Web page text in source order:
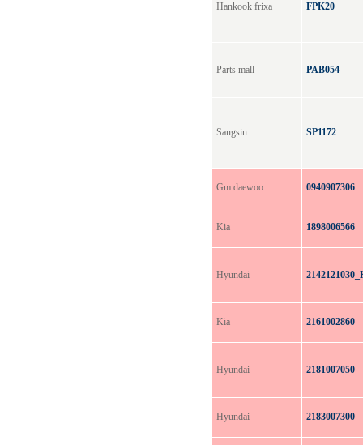
Hankook frixa FPK20
Parts mall PAB054
Sangsin SP1172
Gm daewoo 0940907306
Kia 1898006566
Hyundai
Kia 2161002860
Hyundai 2181007050
Hyundai 2183007300